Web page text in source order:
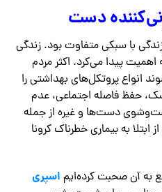
دست
با سبکی متفاوت بود. زندگی
پیدا می‌کرد. اکثر مردم
انواع پروتکل‌های بهداشتی را
حفظ فاصله اجتماعی، عدم
دست‌ها و غیره از جمله
به بیماری خطرناک کرونا
به آن صحبت کرده‌ایم اسپری